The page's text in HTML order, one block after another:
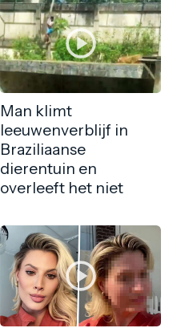
Man klimt
leeuwenverblijf in
Braziliaanse
dierentuin en
overleeft het niet